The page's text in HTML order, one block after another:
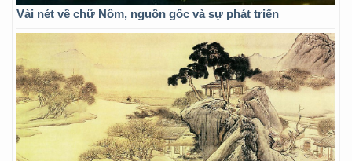
Vài nét về chữ Nôm, nguồn gốc và sự phát triển